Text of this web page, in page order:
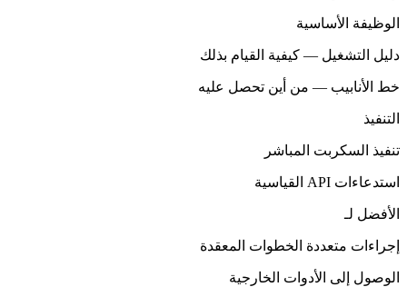
الوظيفة الأساسية
دليل التشغيل — كيفية القيام بذلك
خط الأنابيب — من أين تحصل عليه
التنفيذ
تنفيذ السكربت المباشر
استدعاءات API القياسية
الأفضل لـ
إجراءات متعددة الخطوات المعقدة
الوصول إلى الأدوات الخارجية